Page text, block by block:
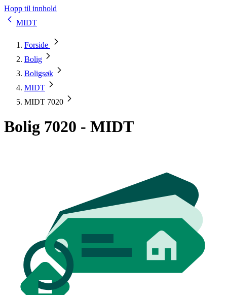
Hopp til innhold
MIDT
Forside
Bolig
Boligsøk
MIDT
MIDT 7020
Bolig 7020 - MIDT